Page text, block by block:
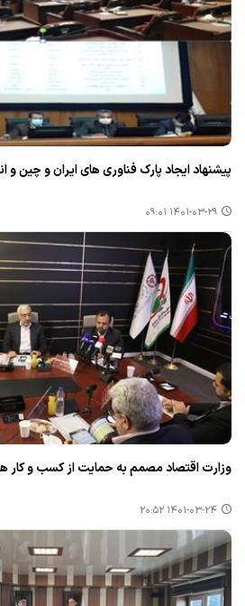
پیشنهاد ایجاد پارك فناوری های ایران و چین و
۱۴۰۱-۰۳-۲۹ ۰۹:۰۱
وزارت اقتصاد مصمم به حمایت از كسب و كار
۱۴۰۱-۰۳-۲۴ ۲۰:۵۲